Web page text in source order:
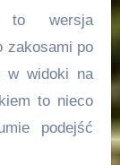
to wersja
zakosami po
w widoki na
to nieco
podejść